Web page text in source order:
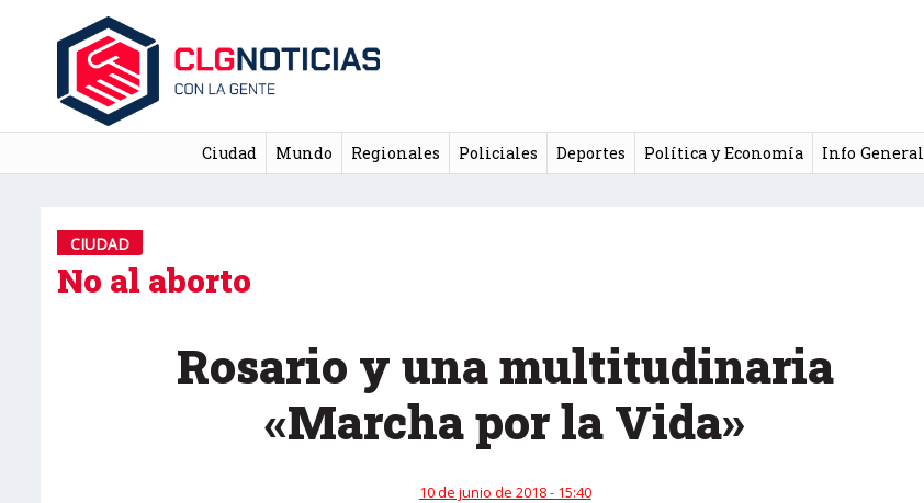
Ciudad Mundo Regionales Policiales Deportes Política y Economía Info General
CIUDAD
No al aborto
Rosario y una multitudinaria
«Marcha por la Vida»
10 de junio de 2018 - 15:40